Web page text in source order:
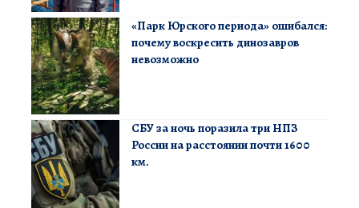
«Парк Юрского периода» ошибался:
почему воскресить динозавров
невозможно
СБУ за ночь поразила три НПЗ
России на расстоянии почти 1600
км.